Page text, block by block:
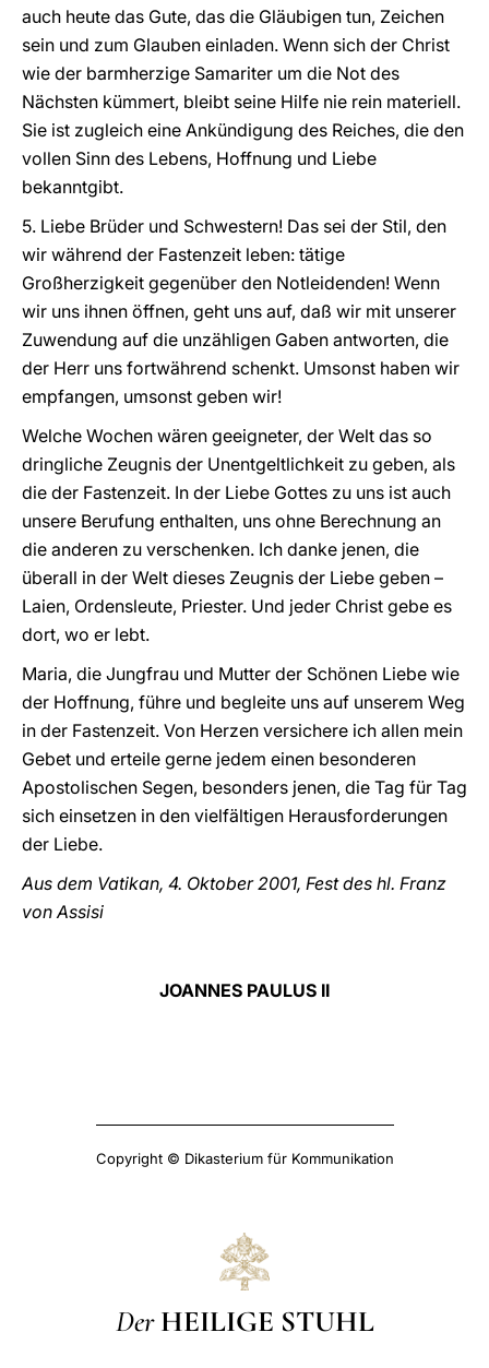
auch heute das Gute, das die Gläubigen tun, Zeichen
sein und zum Glauben einladen. Wenn sich der Christ
wie der barmherzige Samariter um die Not des
Nächsten kümmert, bleibt seine Hilfe nie rein materiell.
Sie ist zugleich eine Ankündigung des Reiches, die den
vollen Sinn des Lebens, Hoffnung und Liebe
bekanntgibt.
5. Liebe Brüder und Schwestern! Das sei der Stil, den
wir während der Fastenzeit leben: tätige
Großherzigkeit gegenüber den Notleidenden! Wenn
wir uns ihnen öffnen, geht uns auf, daß wir mit unserer
Zuwendung auf die unzähligen Gaben antworten, die
der Herr uns fortwährend schenkt. Umsonst haben wir
empfangen, umsonst geben wir!
Welche Wochen wären geeigneter, der Welt das so
dringliche Zeugnis der Unentgeltlichkeit zu geben, als
die der Fastenzeit. In der Liebe Gottes zu uns ist auch
unsere Berufung enthalten, uns ohne Berechnung an
die anderen zu verschenken. Ich danke jenen, die
überall in der Welt dieses Zeugnis der Liebe geben –
Laien, Ordensleute, Priester. Und jeder Christ gebe es
dort, wo er lebt.
Maria, die Jungfrau und Mutter der Schönen Liebe wie
der Hoffnung, führe und begleite uns auf unserem Weg
in der Fastenzeit. Von Herzen versichere ich allen mein
Gebet und erteile gerne jedem einen besonderen
Apostolischen Segen, besonders jenen, die Tag für Tag
sich einsetzen in den vielfältigen Herausforderungen
der Liebe.
Aus dem Vatikan, 4. Oktober 2001, Fest des hl. Franz
von Assisi
JOANNES PAULUS II
Copyright © Dikasterium für Kommunikation
Der HEILIGE STUHL